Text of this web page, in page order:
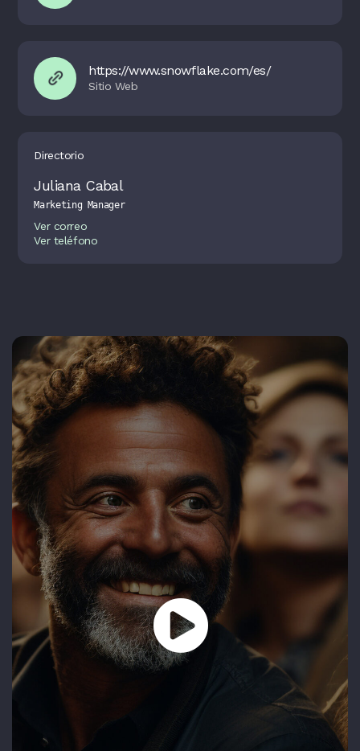
https://www.snowflake.com/es/
Directorio
Juliana Cabal
Marketing Manager
Ver correo
Ver teléfono